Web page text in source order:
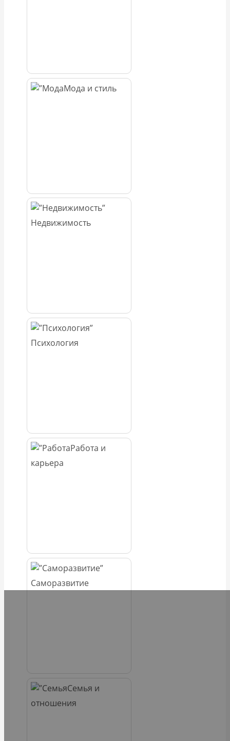
Мода и стиль
Недвижимость
Психология
Работа и
карьера
Саморазвитие
Семья и
отношения